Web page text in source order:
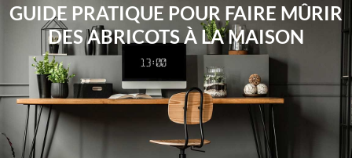
GUIDE PRATIQUE POUR FAIRE MÛRIR
DES ABRICOTS À LA MAISON